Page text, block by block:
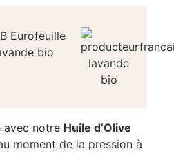
avec notre Huile d’Olive
moment de la pression à